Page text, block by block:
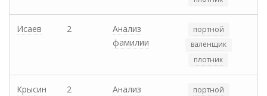
Исаев 2
Анализ
фамилии
портной
валенщик
плотник
Крысин 2
Анализ
портной